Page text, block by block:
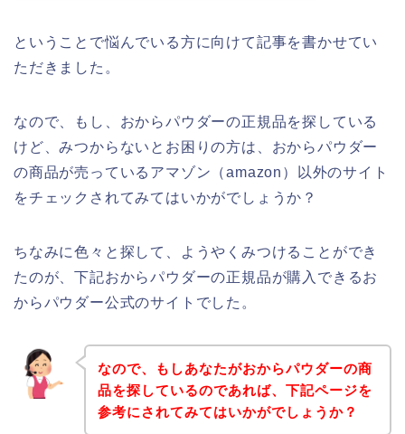
ということで悩んでいる方に向けて記事を書かせてい
ただきました。
なので、もし、おからパウダーの正規品を探している
けど、みつからないとお困りの方は、おからパウダー
の商品が売っているアマゾン（amazon）以外のサイト
をチェックされてみてはいかがでしょうか？
ちなみに色々と探して、ようやくみつけることができ
たのが、下記おからパウダーの正規品が購入できるお
からパウダー公式のサイトでした。
なので、もしあなたがおからパウダーの商
品を探しているのであれば、下記ページを
参考にされてみてはいかがでしょうか？